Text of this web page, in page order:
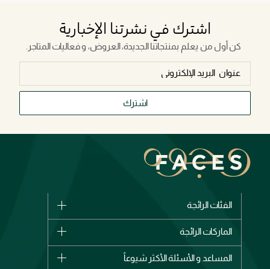
اشترك في نشرتنا الإخبارية
كن أول من يعلم بمنتجاتنا الجديدة، العروض، و فعاليات المتاجر.
اشترك
الفئات الرائجة
الأكثر مبيعاً
الماركات الرائجة
المساعد و الأسئلة الأكثر شيوعاً